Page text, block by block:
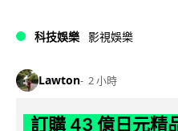
科技娛樂 影視娛樂
Lawton 2 小時
訂購 43 億日元精